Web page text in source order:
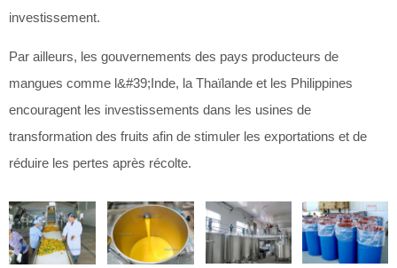
investissement.
Par ailleurs, les gouvernements des pays producteurs de
mangues comme l&#39;Inde, la Thaïlande et les Philippines
encouragent les investissements dans les usines de
transformation des fruits afin de stimuler les exportations et de
réduire les pertes après récolte.